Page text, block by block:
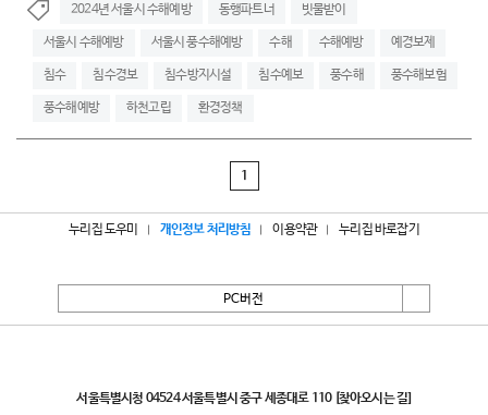
2024년 서울시 수해예방 동행파트너 빗물받이
서울시 수해예방 서울시 풍수해예방 수해 수해예방 예경보제
침수 침수경보 침수방지시설 침수예보 풍수해 풍수해보험
풍수해예방 하천고립 환경정책
1
누리집 도우미 개인정보 처리방침 이용약관 누리집 바로잡기
PC버전
서울특별시청 04524 서울특별시 중구 세종대로 110 [찾아오시는 길]